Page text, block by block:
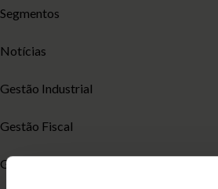
Segmentos
Notícias
Gestão Industrial
Gestão Fiscal
Gestão Financeira